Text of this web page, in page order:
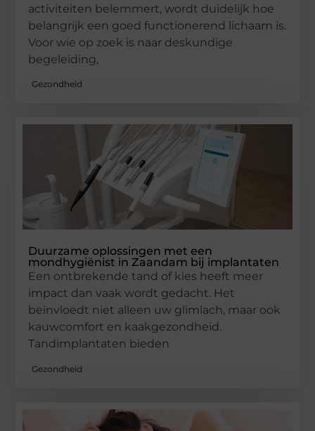
activiteiten belemmert, wordt duidelijk hoe
belangrijk een goed functionerend lichaam is.
Voor wie op zoek is naar deskundige
begeleiding,
Gezondheid
Duurzame oplossingen met een
mondhygiënist in Zaandam bij implantaten
Een ontbrekende tand of kies heeft meer
impact dan vaak wordt gedacht. Het
beïnvloedt niet alleen uw glimlach, maar ook
kauwcomfort en kaakgezondheid.
Tandimplantaten bieden
Gezondheid